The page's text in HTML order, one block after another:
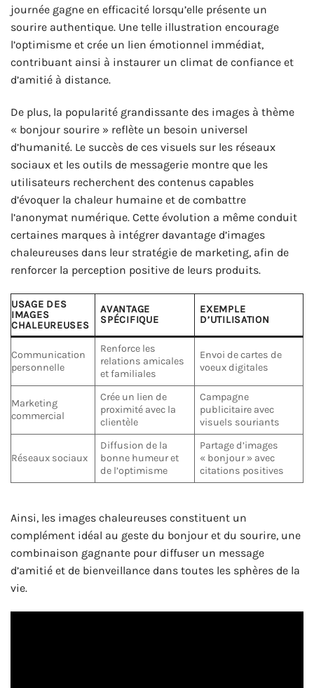
journée gagne en efficacité lorsqu’elle présente un
sourire authentique. Une telle illustration encourage
l’optimisme et crée un lien émotionnel immédiat,
contribuant ainsi à instaurer un climat de confiance et
d’amitié à distance.
De plus, la popularité grandissante des images à thème
« bonjour sourire » reflète un besoin universel
d’humanité. Le succès de ces visuels sur les réseaux
sociaux et les outils de messagerie montre que les
utilisateurs recherchent des contenus capables
d’évoquer la chaleur humaine et de combattre
l’anonymat numérique. Cette évolution a même conduit
certaines marques à intégrer davantage d’images
chaleureuses dans leur stratégie de marketing, afin de
renforcer la perception positive de leurs produits.
USAGE DES
IMAGES
CHALEUREUSES
AVANTAGE
SPÉCIFIQUE
EXEMPLE
D’UTILISATION
Communication
personnelle
Renforce les
relations amicales
et familiales
Envoi de cartes de
voeux digitales
Marketing
commercial
Crée un lien de
proximité avec la
clientèle
Campagne
publicitaire avec
visuels souriants
Réseaux sociaux
Diffusion de la
bonne humeur et
de l’optimisme
Partage d’images
« bonjour » avec
citations positives
Ainsi, les images chaleureuses constituent un
complément idéal au geste du bonjour et du sourire, une
combinaison gagnante pour diffuser un message
d’amitié et de bienveillance dans toutes les sphères de la
vie.